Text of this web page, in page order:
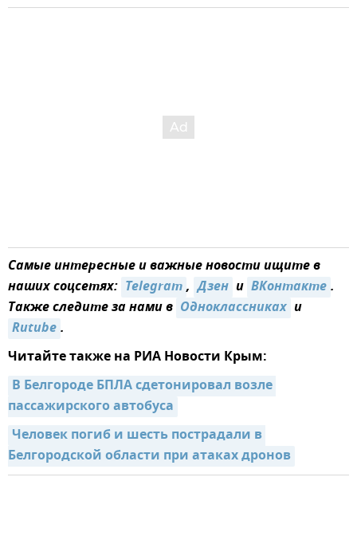
Самые интересные и важные новости ищите в
наших соцсетях: Telegram, Дзен и ВКонтакте.
Также следите за нами в Одноклассниках и
Rutube.
Читайте также на РИА Новости Крым:
В Белгороде БПЛА сдетонировал возле
пассажирского автобуса
Человек погиб и шесть пострадали в
Белгородской области при атаках дронов